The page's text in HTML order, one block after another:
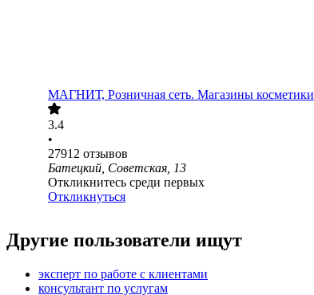
МАГНИТ, Розничная сеть. Магазины косметики
3.4
•
27912 отзывов
Батецкий, Советская, 13
Откликнитесь среди первых
Откликнуться
Другие пользователи ищут
эксперт по работе с клиентами
консультант по услугам